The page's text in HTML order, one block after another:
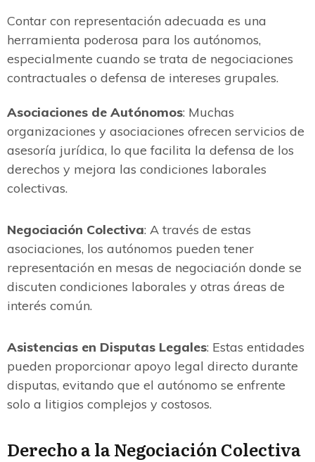
Contar con representación adecuada es una
herramienta poderosa para los autónomos,
especialmente cuando se trata de negociaciones
contractuales o defensa de intereses grupales.
Asociaciones de Autónomos: Muchas
organizaciones y asociaciones ofrecen servicios de
asesoría jurídica, lo que facilita la defensa de los
derechos y mejora las condiciones laborales
colectivas.
Negociación Colectiva: A través de estas
asociaciones, los autónomos pueden tener
representación en mesas de negociación donde se
discuten condiciones laborales y otras áreas de
interés común.
Asistencias en Disputas Legales: Estas entidades
pueden proporcionar apoyo legal directo durante
disputas, evitando que el autónomo se enfrente
solo a litigios complejos y costosos.
Derecho a la Negociación Colectiva